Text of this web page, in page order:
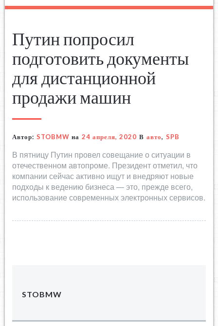
Путин попросил
подготовить документы
для дистанционной
продажи машин
Автор: STOBMW на 24 апреля, 2020 В авто, SPB
В пятницу Путин провел совещание о ситуации в
отечественном автопроме. Президент отметил, что
компании сейчас активно ищут и внедряют новые
подходы к ведению бизнеса — это, прежде всего,
использование современных электронных сервисов.
STOBMW